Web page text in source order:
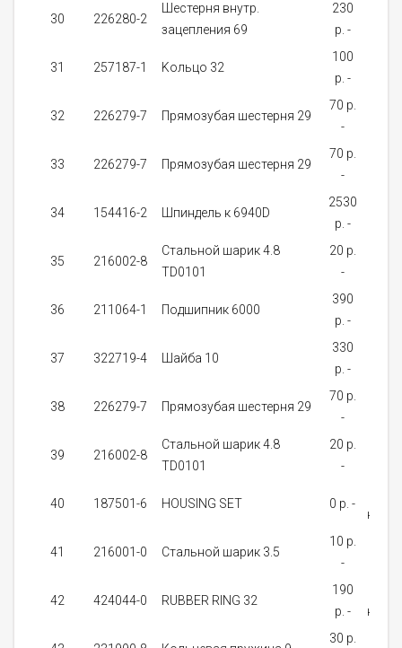
30 226280-2
Шестерня внутр.
зацепления 69
230
p. -
31 257187-1 Kольцо 32
100
p. -
32 226279-7 Прямозубая шестерня 29
70 p.
-
33 226279-7 Прямозубая шестерня 29
70 p.
-
34 154416-2 Шпиндель к 6940D
2530
p. -
35 216002-8
Стальной шарик 4.8
TD0101
20 p.
-
36 211064-1 Подшипник 6000
390
p. -
37 322719-4 Шайба 10
330
p. -
38 226279-7 Прямозубая шестерня 29
70 p.
-
39 216002-8
Стальной шарик 4.8
TD0101
20 p.
-
40 187501-6 HOUSING SET 0 p. -
41 216001-0 Стальной шарик 3.5
10 p.
-
42 424044-0 RUBBER RING 32
190
p. -
30 p.